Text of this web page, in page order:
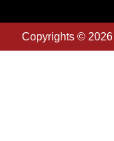
Copyrights ©